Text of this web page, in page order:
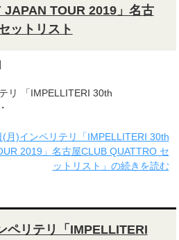
TOUR 2019」名古
ットリスト
リ 「IMPELLITERI 30th
(月)インペリテリ「IMPELLITERI 30th
2019」名古屋CLUB QUATTRO セ
ットリスト」の続きを読む
ペリテリ「IMPELLITERI